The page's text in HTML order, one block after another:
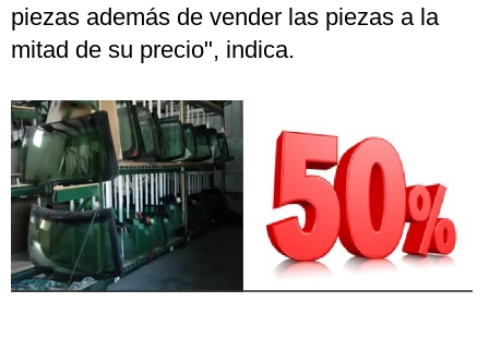
piezas además de vender las piezas a la
mitad de su precio", indica.